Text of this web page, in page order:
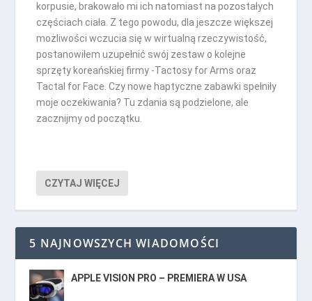
korpusie, brakowało mi ich natomiast na pozostałych
częściach ciała. Z tego powodu, dla jeszcze większej
możliwości wczucia się w wirtualną rzeczywistość,
postanowiłem uzupełnić swój zestaw o kolejne
sprzęty koreańskiej firmy -Tactosy for Arms oraz
Tactal for Face. Czy nowe haptyczne zabawki spełniły
moje oczekiwania? Tu zdania są podzielone, ale
zacznijmy od początku.
CZYTAJ WIĘCEJ
5 NAJNOWSZYCH WIADOMOŚCI
APPLE VISION PRO – PREMIERA W USA